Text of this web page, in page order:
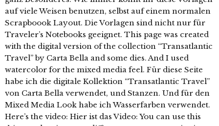
auf viele Weisen benutzen, selbst auf einem normalen
Scrapboook Layout. Die Vorlagen sind nicht nur für
Traveler’s Notebooks geeignet. This page was created
with the digital version of the collection “Transatlantic
Travel” by Carta Bella and some dies. And I used
watercolor for the mixed media feel. Für diese Seite
habe ich die digitale Kollektion “Transatlantic Travel”
von Carta Bella verwendet, und Stanzen. Und für den
Mixed Media Look habe ich Wasserfarben verwendet.
Here’s the video: Hier ist das Video: You can use this